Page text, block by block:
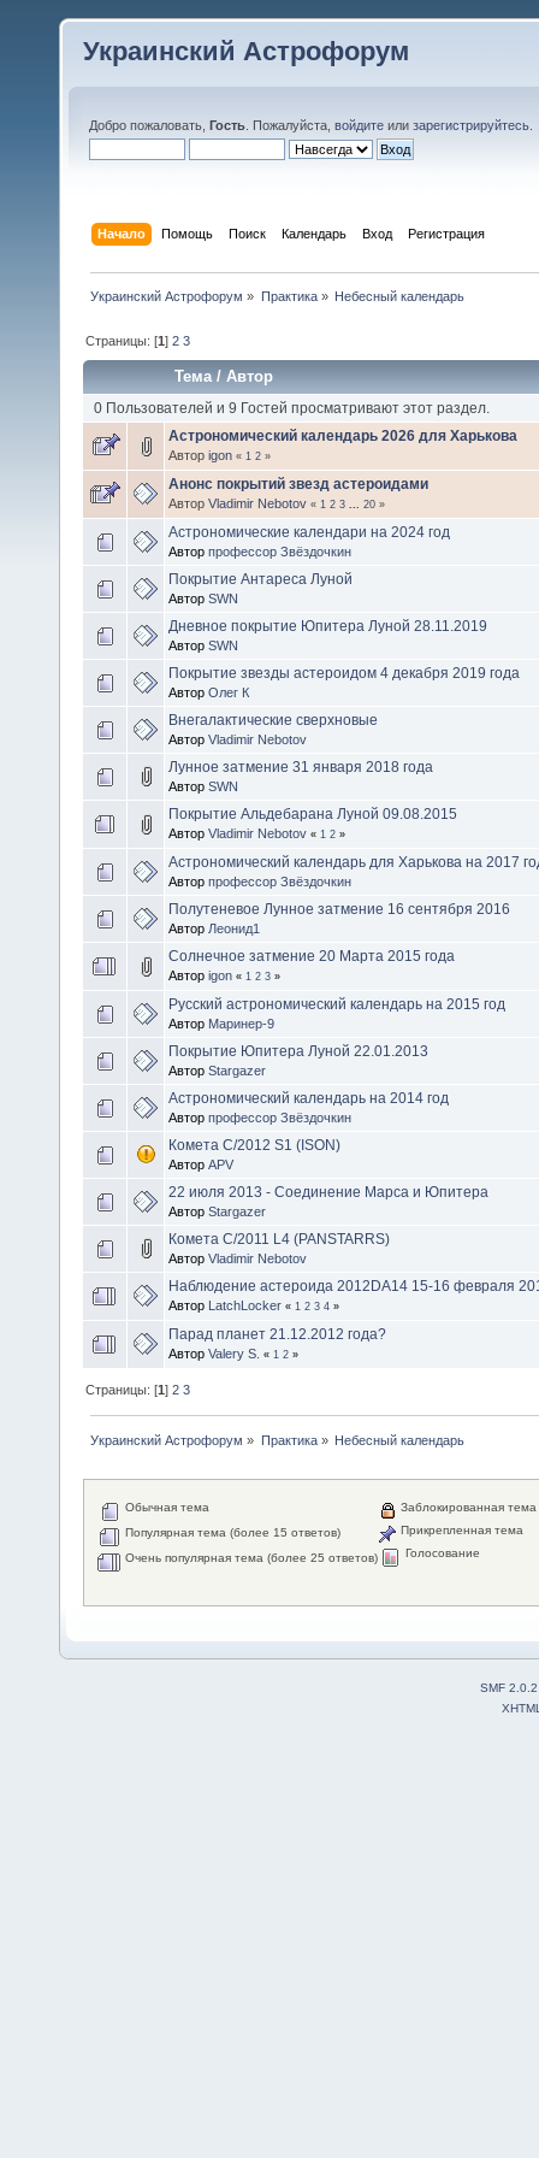
Украинский Астрофорум
Добро пожаловать, Гость . Пожалуйста, войдите или зарегистрируйтесь
Начало Помощь Поиск Календарь Вход Регистрация
Украинский Астрофорум » Практика» Небесный календарь
Страницы: [1]2 3
Тема/Автор
0 Пользователей и 9 Гостей просматривают этот раздел.
Астрономический календарь 2026 для Харькова
Автор igon « 1 2 »
Анонс покрытий звезд астероидами
Автор Vladimir Nebotov « 1 2 3 20 »
Астрономические календари на 2024 год
Автор профессор Звёздочкин
Покрытие Антареса Луной
Автор SWN
Дневное покрытие Юпитера Луной 28.11.2019
Автор SWN
Покрытие звезды астероидом 4 декабря 2019 года
Автор Олег К
Внегалактические сверхновые
Автор Vladimir Nebotov
Лунное затмение 31 января 2018 года
Автор SWN
Покрытие Альдебарана Луной 09.08.2015
Автор Vladimir Nebotov « 1 2 »
Астрономический календарь для Харькова на 2017
Автор профессор Звёздочкин
Полутеневое Лунное затмение 16 сентября 2016
Автор Леонид1
Солнечное затмение 20 Марта 2015 года
Автор igon « 1 2 3 »
Русский астрономический календарь на 2015 год
Автор Маринер-9
Покрытие Юпитера Луной 22.01.2013
Автор Stargazer
Астрономический календарь на 2014 год
Автор профессор Звёздочкин
Комета C/2012 S1 (ISON)
Автор APV
22 июля 2013 - Соединение Марса и Юпитера
Автор Stargazer
Комета C/2011 L4 (PANSTARRS)
Автор Vladimir Nebotov
Наблюдение астероида 2012DA14 15-16 февраля
Автор LatchLocker « 1 2 3 4 »
Парад планет 21.12.2012 года?
Автор Valery S. « 1 2 »
Страницы: [1]2 3
Украинский Астрофорум » Практика» Небесный календарь
Обычная тема
Популярная тема (более 15 ответов)
Очень популярная тема (более 25 ответов)
Заблокированная тема
Прикрепленная тема
Голосование
SMF 2.0.2